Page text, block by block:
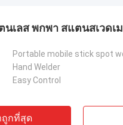
เลส พกพา สแตนสเวดเ
Portable mobile stick spot
Hand Welder
Easy Control
ถูกที่สุด